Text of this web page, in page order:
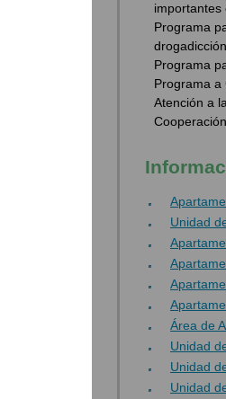
importantes
Programa
Programa
Programa a
Atención a
Unidad
Área de
Unidad
Unidad
Unidad